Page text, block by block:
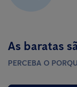
As baratas
PERCEBA O